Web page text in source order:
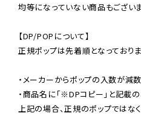
均等になっていない商品もございま
【DP/POPについて】
正規ポップは先着順となっておりま
・メーカーからポップの入数が減
・商品名に「※DPコピー」と記載
上記の場合、正規のポップではな